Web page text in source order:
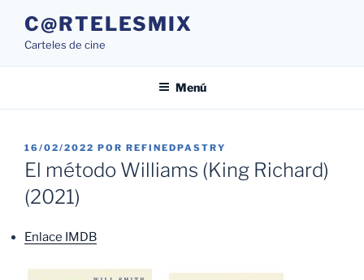
contenido
C@RTELESMIX
Carteles de cine
Menú
PUBLICADO
EL
16/02/2022 POR REFINEDPASTRY
El método Williams (King Richard)
(2021)
Enlace IMDB